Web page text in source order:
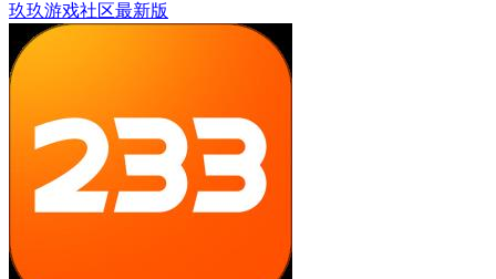
玖玖游戏社区最新版